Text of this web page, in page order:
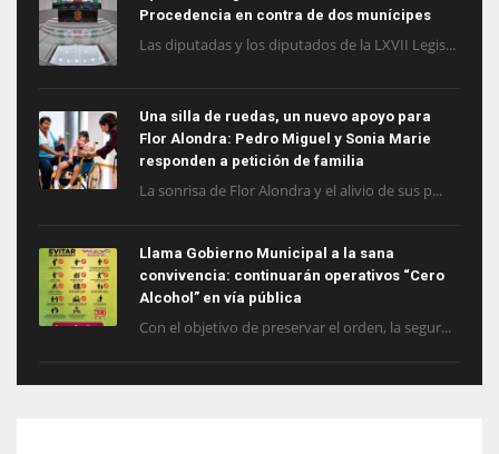
Procedencia en contra de dos munícipes
Las diputadas y los diputados de la LXVII Legis...
Una silla de ruedas, un nuevo apoyo para
Flor Alondra: Pedro Miguel y Sonia Marie
responden a petición de familia
La sonrisa de Flor Alondra y el alivio de sus p...
Llama Gobierno Municipal a la sana
convivencia: continuarán operativos “Cero
Alcohol” en vía pública
Con el objetivo de preservar el orden, la segur...